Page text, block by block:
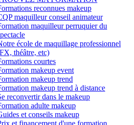
reconnues makeup
maquilleur conseil animateur
maquilleur perruquier du
école de maquillage professionnel
théâtre, etc)
courtes
makeup event
makeup trend
makeup trend à distance
reconvertir dans le makeup
adulte makeup
et conseils makeup